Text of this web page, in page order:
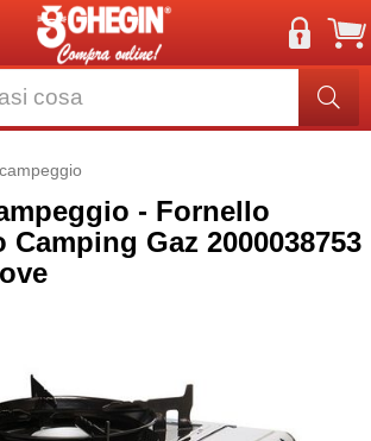
- Fornello
Camping Gaz 2000038753